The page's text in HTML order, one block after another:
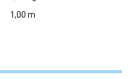
1,00 m